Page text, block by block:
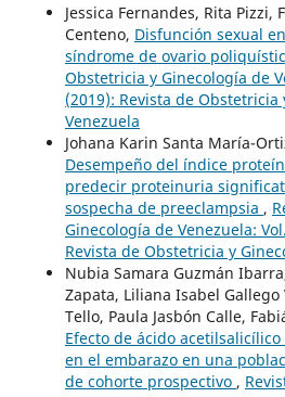
Jessica Fernandes, Rita
Centeno, Disfunción sexual
síndrome de ovario
Obstetricia y Ginecología de
(2019): Revista de Obstetricia
Venezuela
Johana Karin Santa María-
Desempeño del índice
predecir proteinuria
sospecha de preeclampsia ,
Ginecología de Venezuela:
Revista de Obstetricia y
Nubia Samara Guzmán
Zapata, Liliana Isabel Gallego
Tello, Paula Jasbón Calle,
Efecto de ácido
en el embarazo en una
de cohorte prospectivo ,